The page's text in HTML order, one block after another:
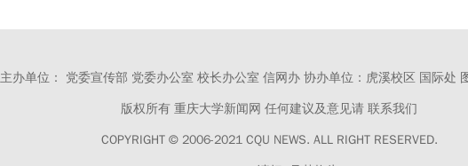
主办单位： 党委宣传部 党委办公室 校长办公室 信网办 协办单位：虎溪校区 国际处
版权所有 重庆大学新闻网 任何建议及意见请 联系我们
COPYRIGHT © 2006-2021 CQU NEWS. ALL RIGHT RESERVED.